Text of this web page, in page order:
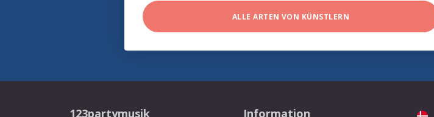
ALLE ARTEN VON KÜNSTLERN
123partymusik Information